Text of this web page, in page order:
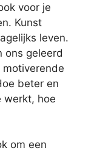
voor je
Kunst
leven.
ons geleerd
beter en
werkt, hoe
om een